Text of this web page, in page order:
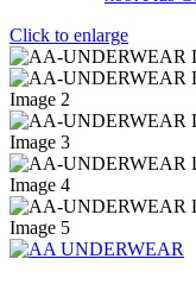
Click to enlarge